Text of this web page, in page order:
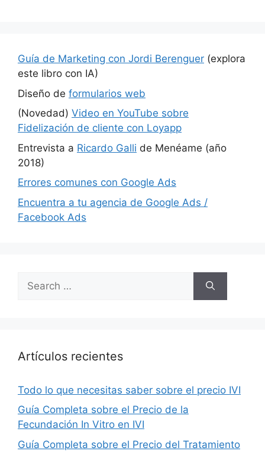
Guía de Marketing con Jordi Berenguer (explora
este libro con IA)
Diseño de formularios web
(Novedad) Video en YouTube sobre
Fidelización de cliente con Loyapp
Entrevista a Ricardo Galli de Menéame (año
2018)
Errores comunes con Google Ads
Encuentra a tu agencia de Google Ads /
Facebook Ads
for:
Artículos recientes
Todo lo que necesitas saber sobre el precio IVI
Guía Completa sobre el Precio de la
Fecundación In Vitro en IVI
Guía Completa sobre el Precio del Tratamiento